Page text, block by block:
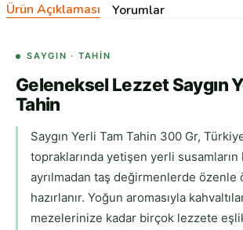
Ürün Açıklaması Yorumlar
SAYGIN · TAHIN
Geleneksel Lezzet Saygın
Tahin
Saygın Yerli Tam Tahin 300 Gr,
topraklarında yetişen yerli susamların
ayrılmadan taş değirmenlerde özenle
hazırlanır. Yoğun aromasıyla
mezelerinize kadar birçok lezzete